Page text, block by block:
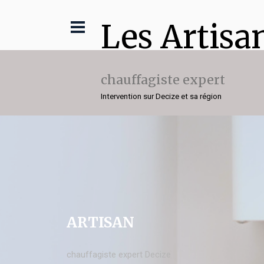
Les
chauffagiste expert
Intervention sur Decize et sa région
ARTISAN
chauffagiste expert Decize